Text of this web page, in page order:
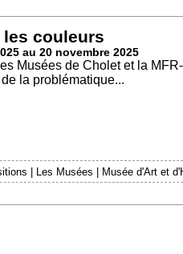
couleurs
au 20 novembre 2025
Musées de Cholet et la
la problématique...
Les Musées
Musée d'Art et